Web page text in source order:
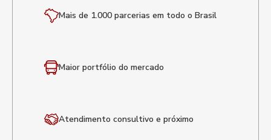
Mais de 1.000 parcerias em todo o Brasil
Maior portfólio do mercado
Atendimento consultivo e próximo